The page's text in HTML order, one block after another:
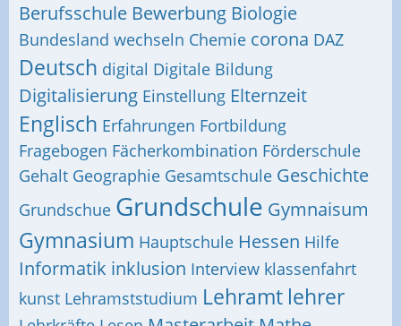
Berufsschule Bewerbung Biologie
Bundesland wechseln Chemie corona DAZ
Deutsch digital Digitale Bildung
Digitalisierung Einstellung Elternzeit
Englisch Erfahrungen Fortbildung
Fragebogen Fächerkombination Förderschule
Gehalt Geographie Gesamtschule Geschichte
Grundschue Grundschule Gymnaisum
Gymnasium Hauptschule Hessen Hilfe
Informatik inklusion Interview klassenfahrt
kunst Lehramststudium Lehramt lehrer